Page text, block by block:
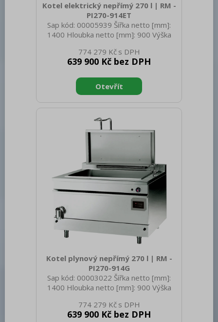
Kotel elektrický nepřímý 270 l | RM -
PI270-914ET
Sap kód: 00005939 Šířka netto [mm]:
1400 Hloubka netto [mm]: 900 Výška
326.00 Šířka brutto [mm]: 1400 Hloubka
brutto [mm]: 900 Výška brutto [mm]:
spotřebiče: Elektrické zařízení
Konstruční typ zařízení: Stacionární
Příkon elektrický [kW]: 32.000 Napájení:
ovládacích prvků: IPX4 Vnější barva
zařízení: Nerezové Materiál: AISI 304
Kontrolky: chodu a nahřátí Pr
774 279 Kč
639 900 Kč bez DPH
Kotel plynový nepřímý 270 l | RM -
PI270-914G
Sap kód: 00003022 Šířka netto [mm]:
1400 Hloubka netto [mm]: 900 Výška
340.00 Šířka brutto [mm]: 1400 Hloubka
brutto [mm]: 900 Výška brutto [mm]:
774 279 Kč
639 900 Kč bez DPH